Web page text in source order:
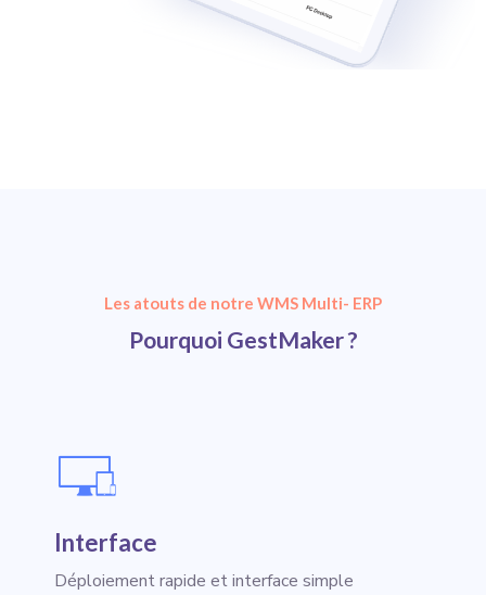
Les atouts de notre WMS Multi- ERP
Pourquoi GestMaker ?
Interface
Déploiement rapide et interface simple